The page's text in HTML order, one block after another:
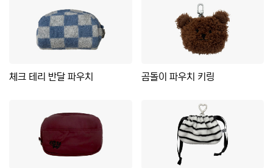
체크 테리 반달 파우치 곰돌이 파우치 키링